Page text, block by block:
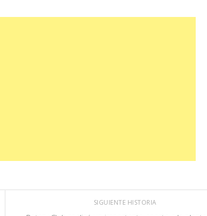
SIGUIENTE HISTORIA